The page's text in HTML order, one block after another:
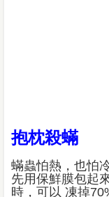
抱枕殺蟎
蟎蟲怕熱，也怕
先用保鮮膜包起
時，可以 凍掉